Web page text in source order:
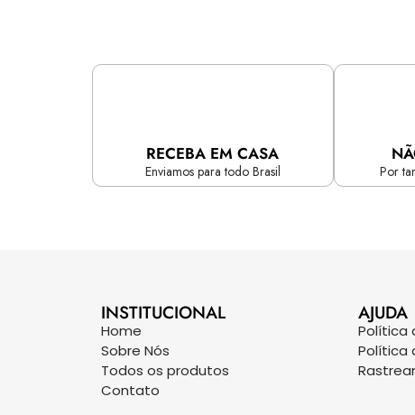
RECEBA EM CASA
Enviamos para todo Brasil Por
INSTITUCIONAL
Home
Sobre Nós
Todos os produtos
Contato
AJUDA
Política
Política